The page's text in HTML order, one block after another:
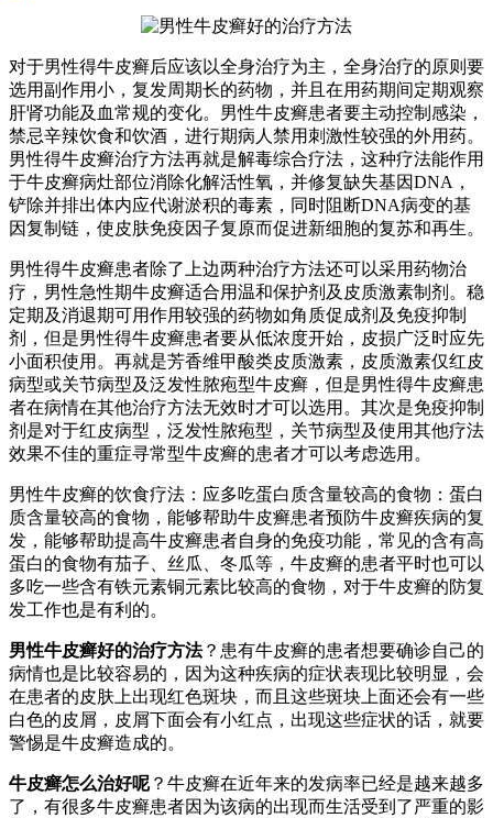
对于男性得牛皮癣后应该以全身治疗为主，全身治疗的原则要
选用副作用小，复发周期长的药物，并且在用药期间定期观察
肝肾功能及血常规的变化。男性牛皮癣患者要主动控制感染，
禁忌辛辣饮食和饮酒，进行期病人禁用刺激性较强的外用药。
男性得牛皮癣治疗方法再就是解毒综合疗法，这种疗法能作用
于牛皮癣病灶部位消除化解活性氧，并修复缺失基因DNA，
铲除并排出体内应代谢淤积的毒素，同时阻断DNA病变的基
因复制链，使皮肤免疫因子复原而促进新细胞的复苏和再生。
男性得牛皮癣患者除了上边两种治疗方法还可以采用药物治
疗，男性急性期牛皮癣适合用温和保护剂及皮质激素制剂。稳
定期及消退期可用作用较强的药物如角质促成剂及免疫抑制
剂，但是男性得牛皮癣患者要从低浓度开始，皮损广泛时应先
小面积使用。再就是芳香维甲酸类皮质激素，皮质激素仅红皮
病型或关节病型及泛发性脓疱型牛皮癣，但是男性得牛皮癣患
者在病情在其他治疗方法无效时才可以选用。其次是免疫抑制
剂是对于红皮病型，泛发性脓疱型，关节病型及使用其他疗法
效果不佳的重症寻常型牛皮癣的患者才可以考虑选用。
男性牛皮癣的饮食疗法：应多吃蛋白质含量较高的食物：蛋白
质含量较高的食物，能够帮助牛皮癣患者预防牛皮癣疾病的复
发，能够帮助提高牛皮癣患者自身的免疫功能，常见的含有高
蛋白的食物有茄子、丝瓜、冬瓜等，牛皮癣的患者平时也可以
多吃一些含有铁元素铜元素比较高的食物，对于牛皮癣的防复
发工作也是有利的。
男性牛皮癣好的治疗方法？患有牛皮癣的患者想要确诊自己的
病情也是比较容易的，因为这种疾病的症状表现比较明显，会
在患者的皮肤上出现红色斑块，而且这些斑块上面还会有一些
白色的皮屑，皮屑下面会有小红点，出现这些症状的话，就要
警惕是牛皮癣造成的。
牛皮癣怎么治好呢？牛皮癣在近年来的发病率已经是越来越多
了，有很多牛皮癣患者因为该病的出现而生活受到了严重的影